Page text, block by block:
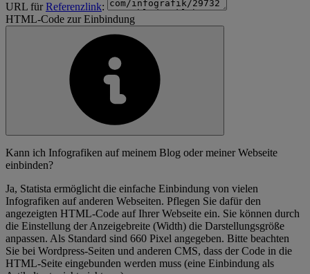
URL fürReferenzlink:
HTML-Code zur Einbindung
Kann ich Infografiken auf meinem Blog oder meiner Webseite
einbinden?
Ja, Statista ermöglicht die einfache Einbindung von vielen
Infografiken auf anderen Webseiten. Pflegen Sie dafür den
angezeigten HTML-Code auf Ihrer Webseite ein. Sie können durch
die Einstellung der Anzeigebreite (Width) die Darstellungsgröße
anpassen. Als Standard sind 660 Pixel angegeben. Bitte beachten
Sie bei Wordpress-Seiten und anderen CMS, dass der Code in die
HTML-Seite eingebunden werden muss (eine Einbindung als